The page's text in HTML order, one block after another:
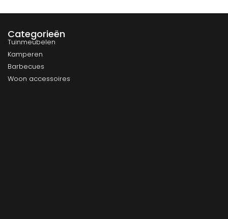
Categorieën
Tuinmeubelen
Kamperen
Barbecues
Woon accessoires